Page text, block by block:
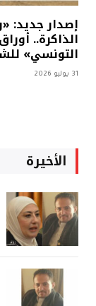
إصدار جديد:
الذاكرة..
التونسي»
31 يوليو 2026
الأخيرة